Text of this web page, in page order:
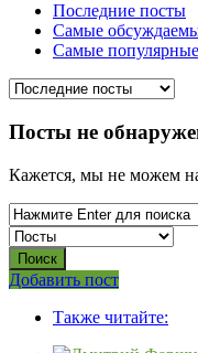
Последние посты
Самые
Самые популярные
Посты не
Кажется, мы не можем
Боковая
Добавить пост
120x600Также читайте: